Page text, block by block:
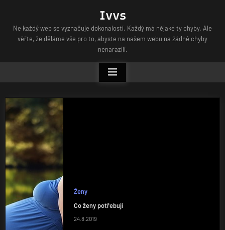
content
Ivvs
Ne každý web se vyznačuje dokonalostí. Každý má nějaké ty chyby. Ale
věřte, že děláme vše pro to, abyste na našem webu na žádné chyby
nenarazili.
Ženy
Co ženy potřebují
24.8.2019